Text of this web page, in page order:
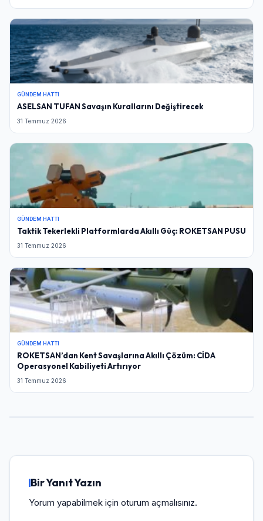
GÜNDEM HATTI
ASELSAN TUFAN Savaşın Kurallarını Değiştirecek
31 Temmuz 2026
GÜNDEM HATTI
Taktik Tekerlekli Platformlarda Akıllı Güç: ROKETSAN PUSU
31 Temmuz 2026
GÜNDEM HATTI
ROKETSAN’dan Kent Savaşlarına Akıllı Çözüm: CİDA
Operasyonel Kabiliyeti Artırıyor
31 Temmuz 2026
Bir Yanıt Yazın
Yorum yapabilmek için oturum açmalısınız.